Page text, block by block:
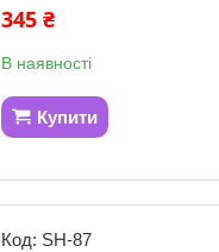
345 ₴
В наявності
Купити
SH-87